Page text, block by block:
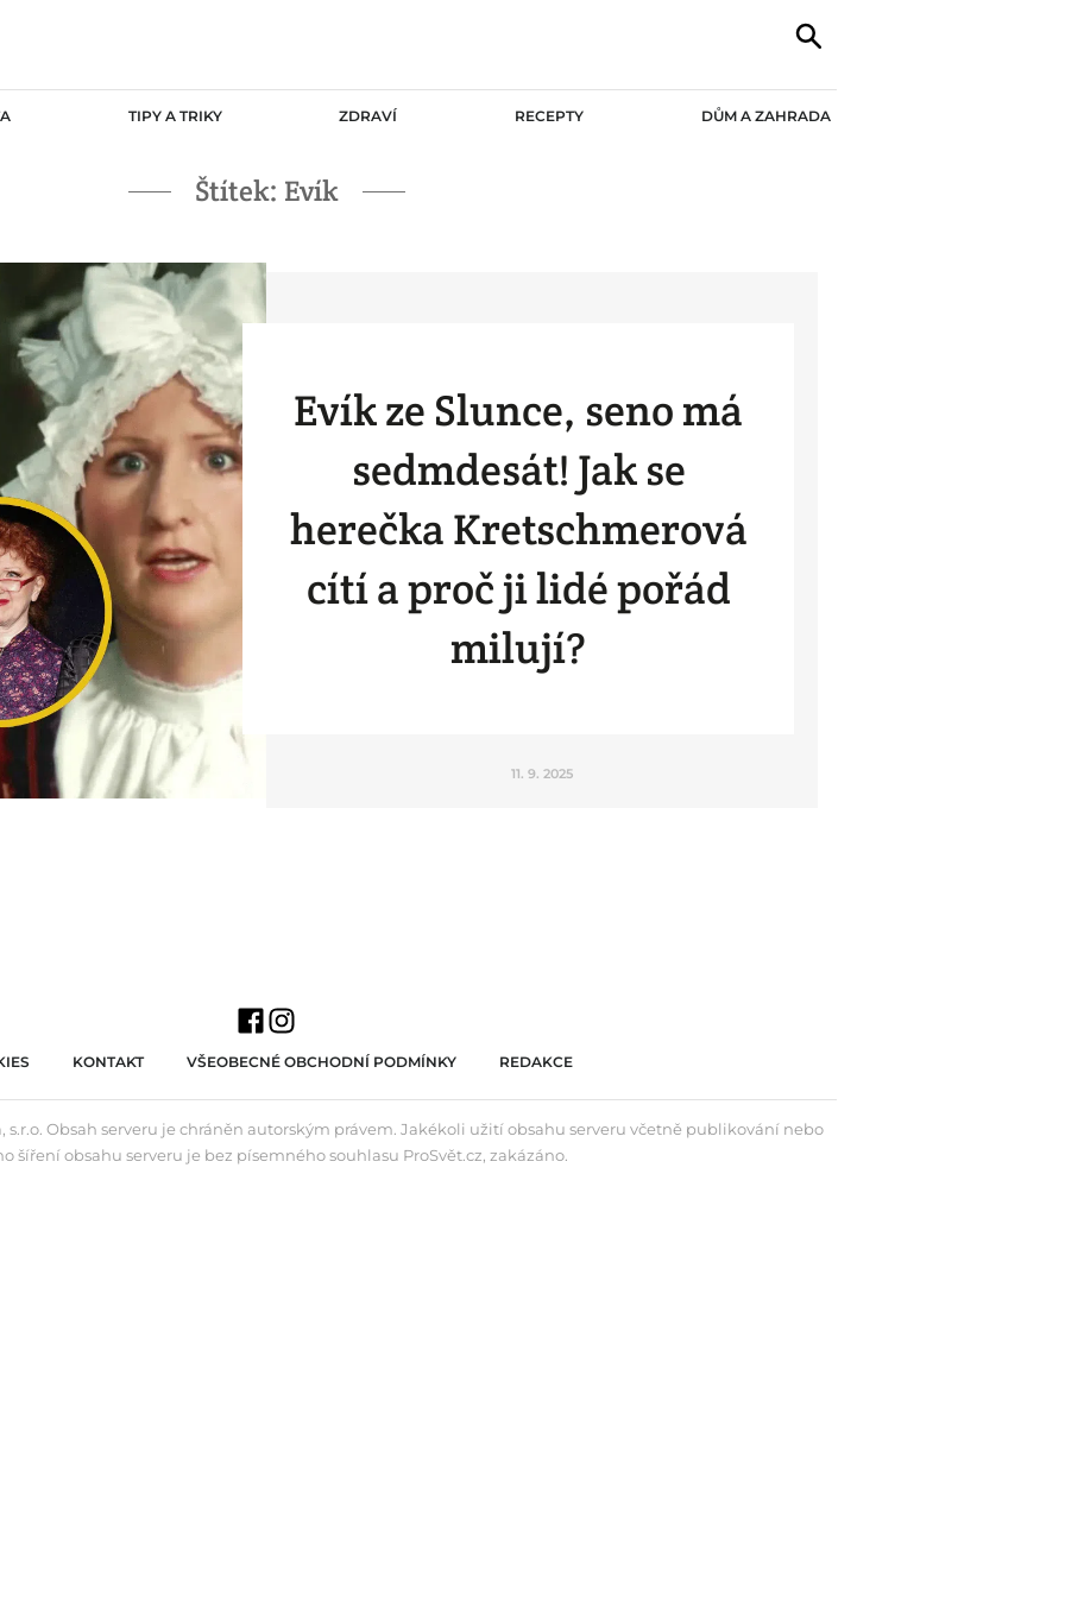
TIPY A TRIKY ZDRAVÍ RECEPTY DŮM A ZAHRADA
Štítek: Evík
Evík ze Slunce, seno má
sedmdesát! Jak se
herečka Kretschmerová
cítí a proč ji lidé pořád
milují?
11. 9. 2025
KONTAKT VŠEOBECNÉ OBCHODNÍ PODMÍNKY REDAKCE
s.r.o. Obsah serveru je chráněn autorským právem. Jakékoli užití obsahu serveru včetně publikování nebo
šíření obsahu serveru je bez písemného souhlasu ProSvět.cz, zakázáno.